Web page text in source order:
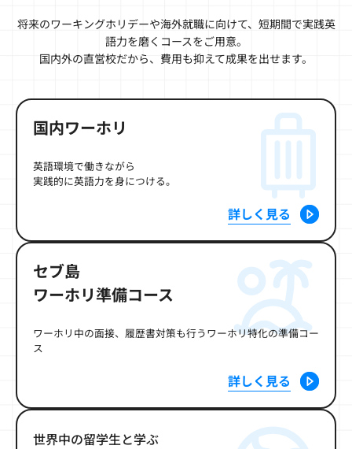
将来のワーキングホリデーや海外就職に向けて、短期間で実践英
語力を磨くコースをご用意。
国内外の直営校だから、費用も抑えて成果を出せます。
国内ワーホリ
英語環境で働きながら
実践的に英語力を身につける。
詳しく見る
セブ島
ワーホリ準備コース
ワーホリ中の面接、履歴書対策も行うワーホリ特化の準備コー
ス
詳しく見る
世界中の留学生と学ぶ